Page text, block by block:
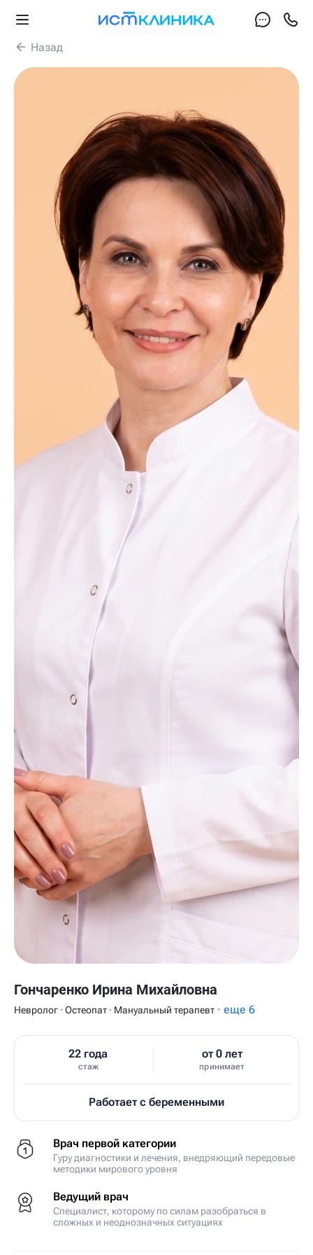
Назад
Гончаренко Ирина Михайловна
Невролог · Остеопат · Мануальный терапевт · еще 6
22 года
стаж
от 0 лет
принимает
Работает с беременными
Врач первой категории
Гуру диагностики и лечения, внедряющий передовые
методики мирового уровня
Ведущий врач
Специалист, которому по силам разобраться в
сложных и неоднозначных ситуациях